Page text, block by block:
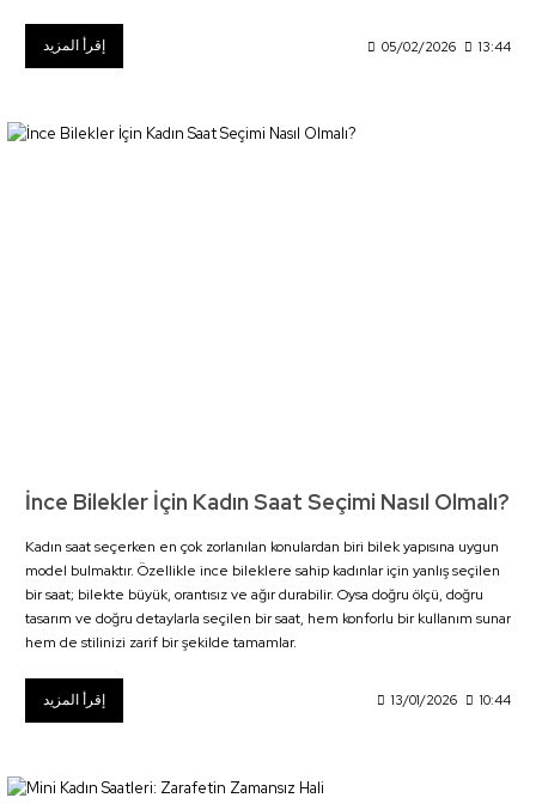
إقرأ المزيد 05/02/2026 13:44
İnce Bilekler İçin Kadın Saat Seçimi Nasıl Olmalı?
Kadın saat seçerken en çok zorlanılan konulardan biri bilek yapısına uygun
model bulmaktır. Özellikle ince bileklere sahip kadınlar için yanlış seçilen
bir saat; bilekte büyük, orantısız ve ağır durabilir. Oysa doğru ölçü, doğru
tasarım ve doğru detaylarla seçilen bir saat, hem konforlu bir kullanım sunar
hem de stilinizi zarif bir şekilde tamamlar.
إقرأ المزيد 13/01/2026 10:44